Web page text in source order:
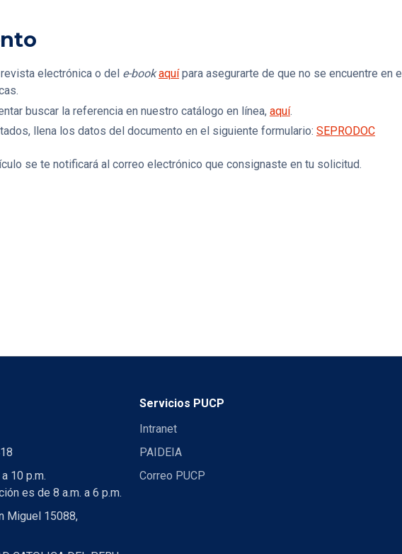
electrónica o del e-book aquípara asegurarte de que no se encuentre en el
buscar la referencia en nuestro catálogo en línea, aquí.
llena los datos del documento en el siguiente formulario: SEPRODOC
se te notificará al correo electrónico que consignaste en tu solicitud.
10 p.m.
es de 8 a.m. a 6 p.m.
Miguel 15088,
Servicios PUCP
Intranet
PAIDEIA
Correo PUCP